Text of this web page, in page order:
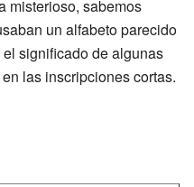
misterioso, sabemos
un alfabeto parecido
significado de algunas
las inscripciones cortas.